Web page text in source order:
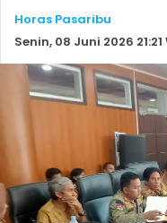
Horas Pasaribu
Senin, 08 Juni 2026 21:21